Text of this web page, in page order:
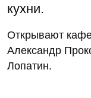
кухни.
Открывают
Александр
Лопатин.